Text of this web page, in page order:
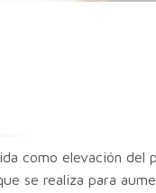
como elevación del
se realiza para